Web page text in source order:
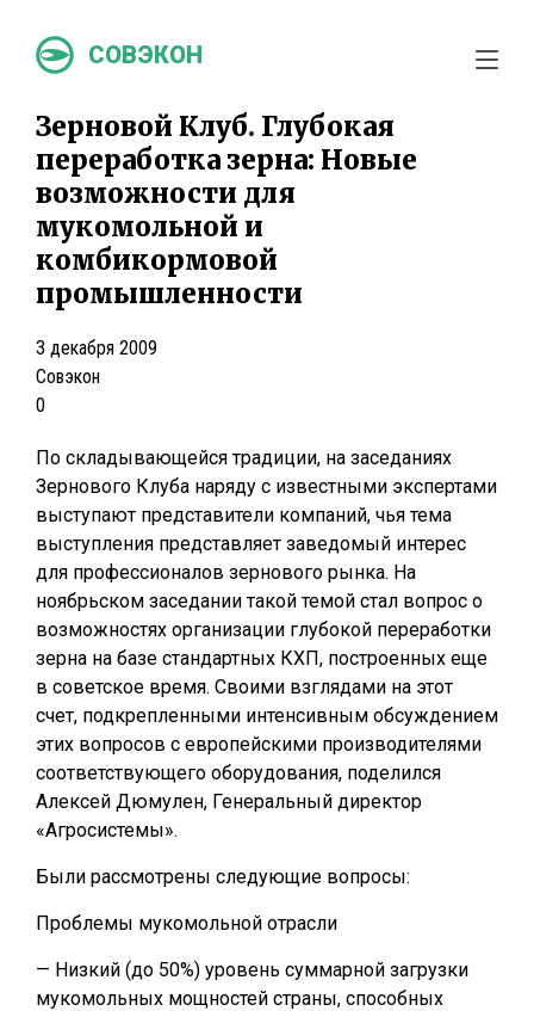
СОВЭКОН
Зерновой Клуб. Глубокая
переработка зерна: Новые
возможности для
мукомольной и
комбикормовой
промышленности
3 декабря 2009
Совэкон
0
По складывающейся традиции, на заседаниях
Зернового Клуба наряду с известными экспертами
выступают представители компаний, чья тема
выступления представляет заведомый интерес
для профессионалов зернового рынка. На
ноябрьском заседании такой темой стал вопрос о
возможностях организации глубокой переработки
зерна на базе стандартных КХП, построенных еще
в советское время. Своими взглядами на этот
счет, подкрепленными интенсивным обсуждением
этих вопросов с европейскими производителями
соответствующего оборудования, поделился
Алексей Дюмулен, Генеральный директор
«Агросистемы».
Были рассмотрены следующие вопросы:
Проблемы мукомольной отрасли
— Низкий (до 50%) уровень суммарной загрузки
мукомольных мощностей страны, способных